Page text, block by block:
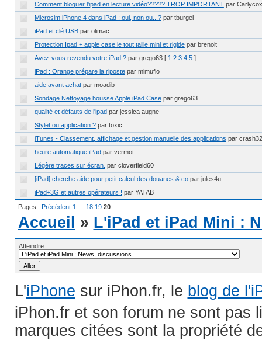
Comment bloquer l'ipad en lecture vidéo????? TROP IMPORTANT par Carlycox
Microsim iPhone 4 dans iPad : oui, non ou...? par tburgel
iPad et clé USB par olimac
Protection Ipad + apple case le tout taille mini et rigide par brenoit
Avez-vous revendu votre iPad ? par grego63 [ 1 2 3 4 5]
iPad : Orange prépare la riposte par mimuflo
aide avant achat par moadib
Sondage Nettoyage housse Apple iPad Case par grego63
qualité et défauts de l'ipad par jessica augne
Stylet ou application ? par toxic
iTunes - Classement, affichage et gestion manuelle des applications par
heure automatique iPad par vermot
Légère traces sur écran. par cloverfield60
[iPad] cherche aide pour petit calcul des douanes & co par jules4u
iPad+3G et autres opérateurs ! par YATAB
Pages : Précédent 1 18 19 20
Accueil » L'iPad et iPad Mini :
Atteindre
L'iPhone sur iPhon.fr, le blog de
iPhon.fr et son forum ne sont pas
marques citées sont la propriété